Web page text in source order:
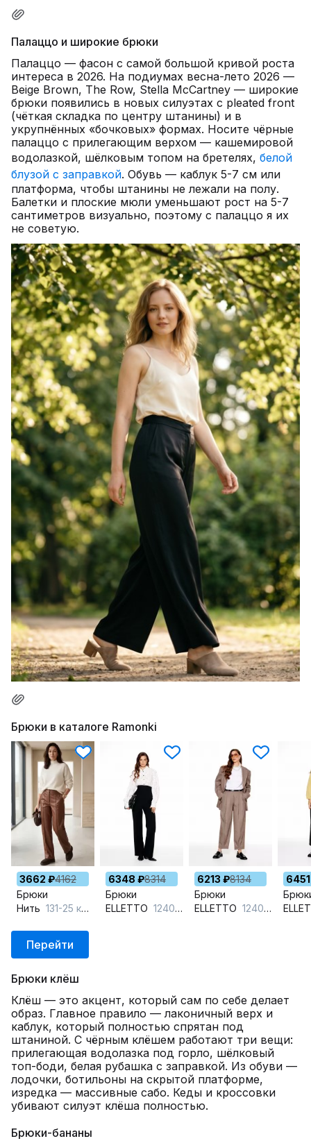
Палаццо и широкие брюки
Палаццо — фасон с самой большой кривой роста
интереса в 2026. На подиумах весна-лето 2026 —
Beige Brown, The Row, Stella McCartney — широкие
брюки появились в новых силуэтах с pleated front
(чёткая складка по центру штанины) и в
укрупнённых «бочковых» формах. Носите чёрные
палаццо с прилегающим верхом — кашемировой
водолазкой, шёлковым топом на бретелях, белой
блузой с заправкой. Обувь — каблук 5-7 см или
платформа, чтобы штанины не лежали на полу.
Балетки и плоские мюли уменьшают рост на 5-7
сантиметров визуально, поэтому с палаццо я их
не советую.
Брюки в каталоге Ramonki
3662 ₽4162
Брюки
Нить 131-25 коричневый
6348 ₽8314
Брюки
ELLETTO 12404 черный
6213 ₽8134
Брюки
ELLETTO 12406 коричневый
Перейти
Брюки клёш
Клёш — это акцент, который сам по себе делает
образ. Главное правило — лаконичный верх и
каблук, который полностью спрятан под
штаниной. С чёрным клёшем работают три вещи:
прилегающая водолазка под горло, шёлковый
топ-боди, белая рубашка с заправкой. Из обуви —
лодочки, ботильоны на скрытой платформе,
изредка — массивные сабо. Кеды и кроссовки
убивают силуэт клёша полностью.
Брюки-бананы